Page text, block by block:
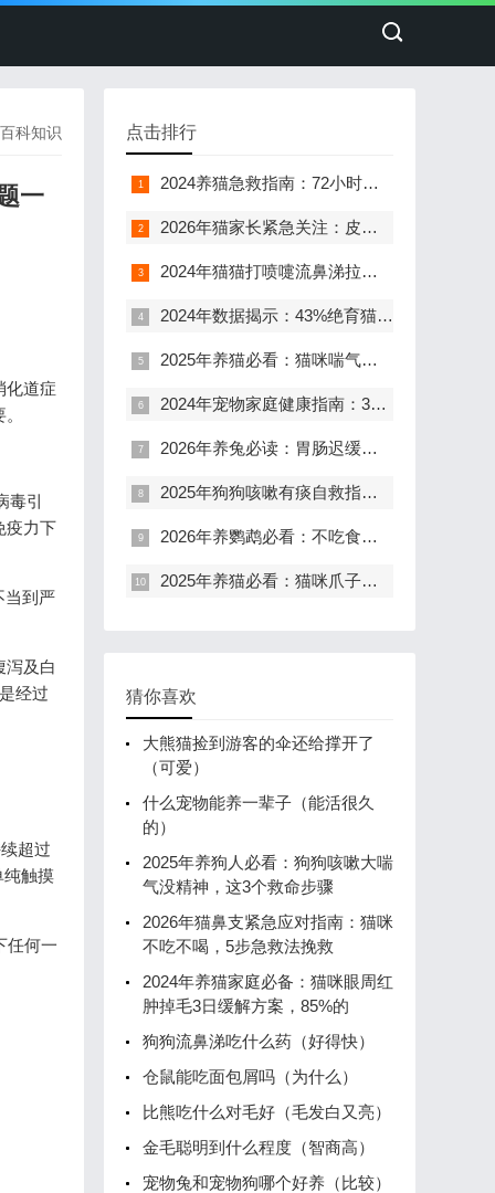
科知识
一
化道症
毒引
疫力下
当到严
泻及白
经过
超过
纯触摸
任何一
点击排行
2024养猫急救指南：72小时内识别这3种肢体异常，避免90%的后遗症风险
2026年猫家长紧急关注：皮特芬舔到真有毒！5大急救措施和3个预防关键
2024年猫猫打喷嚏流鼻涕拉肚子自救指南：10年宠物专家教你3步判断，5个高频问题一次说清
2024年数据揭示：43%绝育猫出现行为异常，多猫家庭如何应对“气味战争”？
2025年养猫必看：猫咪喘气不吐，这7个信号千万别忽视！
2024年宠物家庭健康指南：3步解决金丝熊腹部破皮烦恼
2026年养兔必读：胃肠迟缓急救指南，5大症状识别与3级风险分级
2025年狗狗咳嗽有痰自救指南：8成家长都忽略的致命雷区与科学护理全流程
2026年养鹦鹉必看：不吃食炸毛发抖的7大原因与急救指南
2025年养猫必看：猫咪爪子突然肿了，碰一下就惨叫，这3步急救法能救它！
猜你喜欢
大熊猫捡到游客的伞还给撑开了
（可爱）
什么宠物能养一辈子（能活很久
的）
2025年养狗人必看：狗狗咳嗽大喘
气没精神，这3个救命步骤
2026年猫鼻支紧急应对指南：猫咪
不吃不喝，5步急救法挽救
2024年养猫家庭必备：猫咪眼周红
肿掉毛3日缓解方案，85%的
狗狗流鼻涕吃什么药（好得快）
仓鼠能吃面包屑吗（为什么）
比熊吃什么对毛好（毛发白又亮）
金毛聪明到什么程度（智商高）
宠物兔和宠物狗哪个好养（比较）